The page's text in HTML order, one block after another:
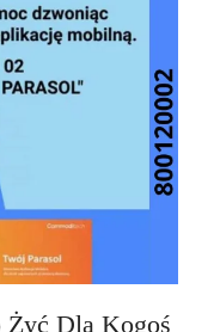
Żyć Dla Kogoś